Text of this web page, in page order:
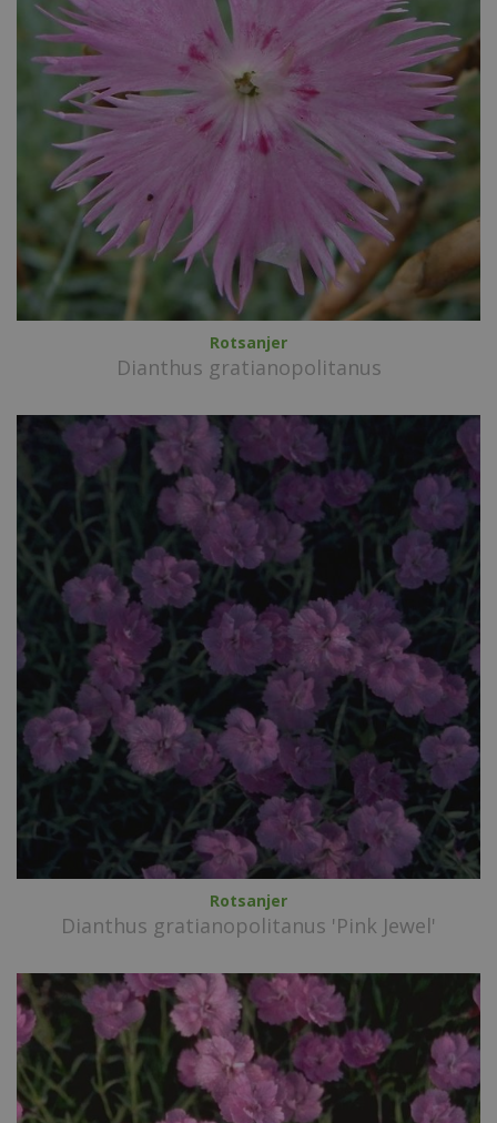
Rotsanjer
Dianthus gratianopolitanus
Rotsanjer
Dianthus gratianopolitanus 'Pink Jewel'